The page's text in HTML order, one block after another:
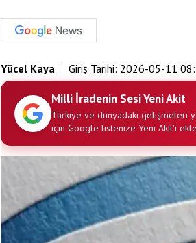
Yücel Kaya Giriş Tarihi: 2026-05-11
Milli İradenin Sesi Yeni Akit
Türkiye ve dünyadaki gelişmeleri
için Google listenize Yeni Akit'i